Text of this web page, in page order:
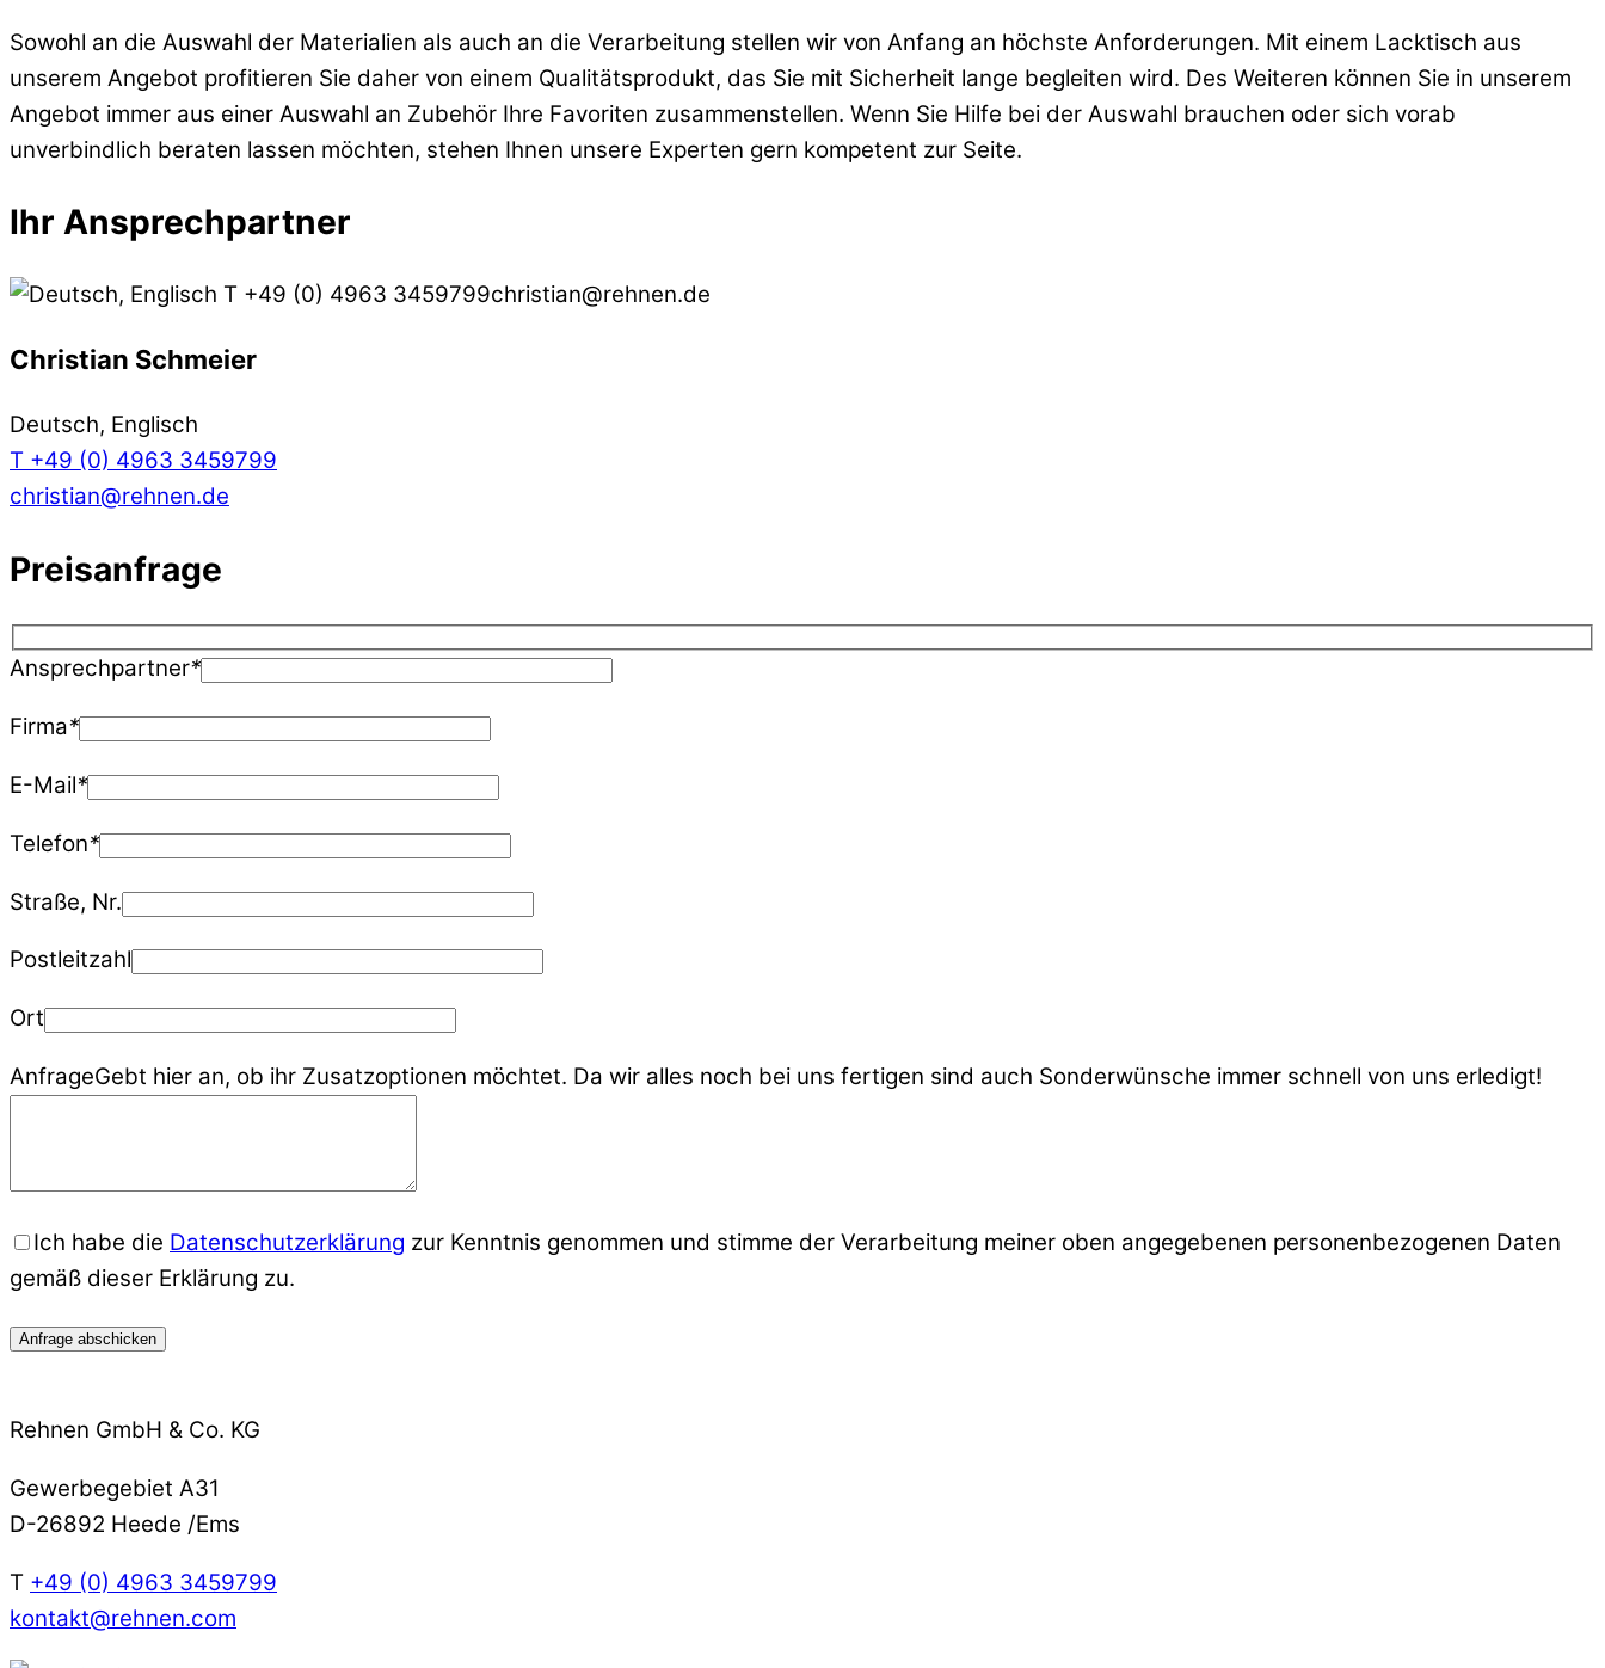
Sowohl an die Auswahl der Materialien als auch an die Verarbeitung stellen wir von Anfang an höchste Anforderungen. Mit einem Lacktisch aus
unserem Angebot profitieren Sie daher von einem Qualitätsprodukt, das Sie mit Sicherheit lange begleiten wird. Des Weiteren können Sie in unserem
Angebot immer aus einer Auswahl an Zubehör Ihre Favoriten zusammenstellen. Wenn Sie Hilfe bei der Auswahl brauchen oder sich vorab
unverbindlich beraten lassen möchten, stehen Ihnen unsere Experten gern kompetent zur Seite.
Ihr Ansprechpartner
Christian Schmeier
Deutsch, Englisch
T +49 (0) 4963 3459799
christian@rehnen.de
Preisanfrage
Ansprechpartner*
Firma*
E-Mail*
Telefon*
Straße, Nr.
Postleitzahl
Ort
AnfrageGebt hier an, ob ihr Zusatzoptionen möchtet. Da wir alles noch bei uns fertigen sind auch Sonderwünsche immer schnell von uns erledigt!
Ich habe die Datenschutzerklärung zur Kenntnis genommen und stimme der Verarbeitung meiner oben angegebenen personenbezogenen Daten
gemäß dieser Erklärung zu.
Rehnen GmbH & Co. KG
Gewerbegebiet A31
D-26892 Heede /Ems
T +49 (0) 4963 3459799
kontakt@rehnen.com